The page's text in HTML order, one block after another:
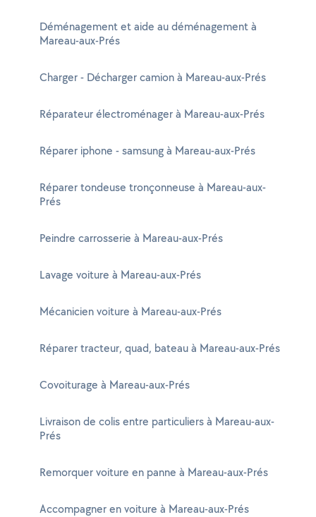
Déménagement et aide au déménagement à
Mareau-aux-Prés
Charger - Décharger camion à Mareau-aux-Prés
Réparateur électroménager à Mareau-aux-Prés
Réparer iphone - samsung à Mareau-aux-Prés
Réparer tondeuse tronçonneuse à Mareau-aux-
Prés
Peindre carrosserie à Mareau-aux-Prés
Lavage voiture à Mareau-aux-Prés
Mécanicien voiture à Mareau-aux-Prés
Réparer tracteur, quad, bateau à Mareau-aux-Prés
Covoiturage à Mareau-aux-Prés
Livraison de colis entre particuliers à Mareau-aux-
Prés
Remorquer voiture en panne à Mareau-aux-Prés
Accompagner en voiture à Mareau-aux-Prés